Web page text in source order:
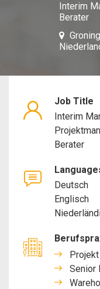
Interim
Berater
Job Title
Interim
Berater
Deutsch
Englisch
Senior